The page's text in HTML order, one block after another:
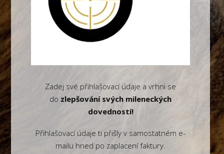
Zadej své přihlašovací údaje a vrhni se
do zlepšování svých mileneckých
dovedností!
Přihlašovací údaje ti přišly v samostatném e-
mailu hned po zaplacení faktury.